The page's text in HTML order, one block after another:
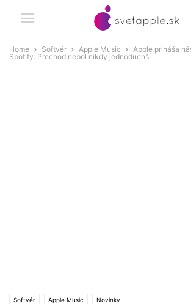
Home Softvér Apple Music
Apple prináša
Spotify. Prechod nebol nikdy jednoduchší
Softvér Apple Music Novinky